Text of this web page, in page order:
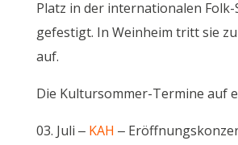
Platz in der internationalen Folk-
gefestigt. In Weinheim tritt sie
auf.
Die Kultursommer-Termine auf
03. Juli – KAH –